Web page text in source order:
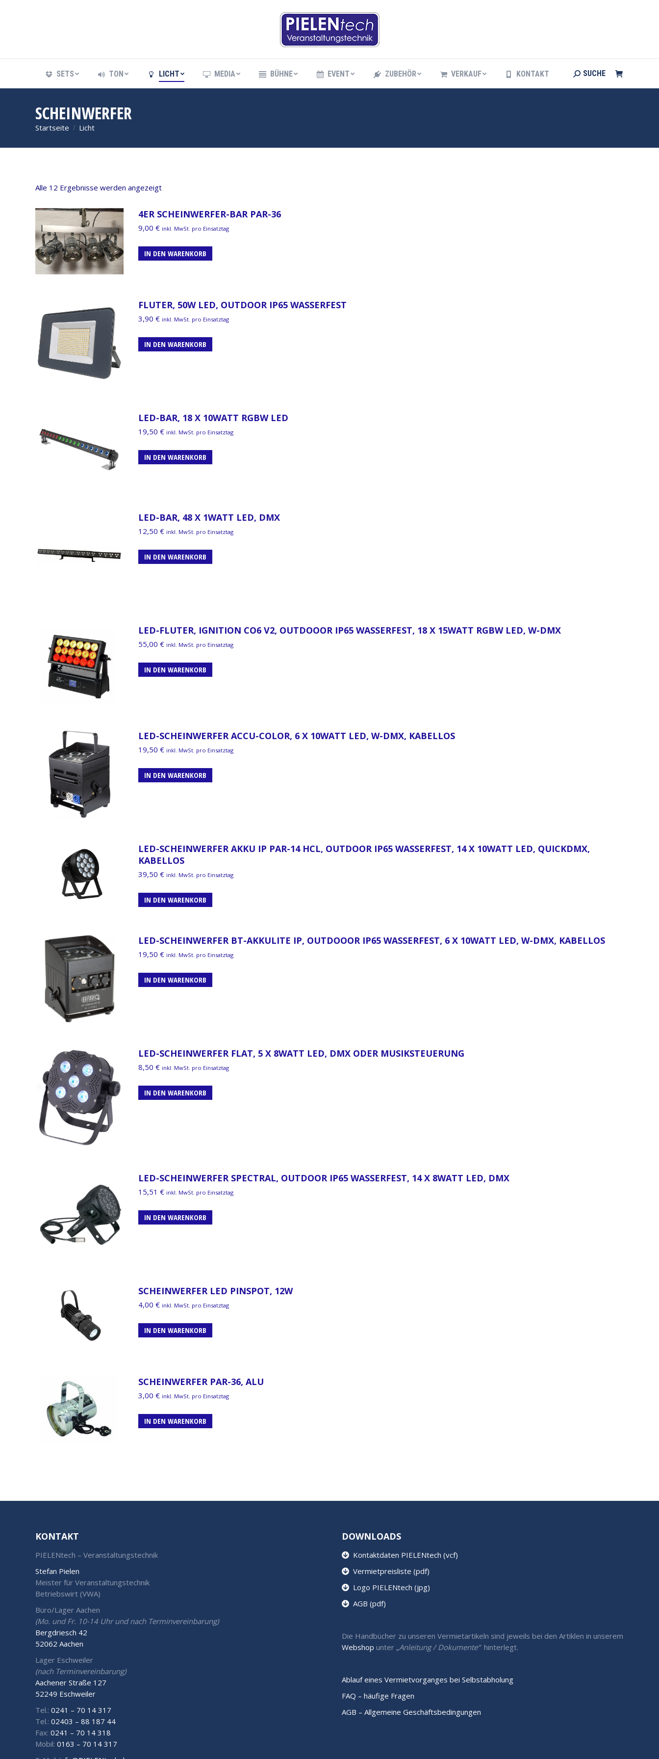
SETS TON LICHT MEDIA BÜHNE EVENT ZUBEHÖR VERKAUF KONTAKT Search:
SUCHE
SCHEINWERFER
Sie befinden sich hier:
Startseite Licht
Alle 12 Ergebnisse werden angezeigt
4ER SCHEINWERFER-BAR PAR-36
9,00 € inkl. MwSt. pro Einsatztag
IN DEN WARENKORB
FLUTER, 50W LED, OUTDOOR IP65 WASSERFEST
3,90 € inkl. MwSt. pro Einsatztag
IN DEN WARENKORB
LED-BAR, 18 X 10WATT RGBW LED
19,50 € inkl. MwSt. pro Einsatztag
IN DEN WARENKORB
LED-BAR, 48 X 1WATT LED, DMX
12,50 € inkl. MwSt. pro Einsatztag
IN DEN WARENKORB
LED-FLUTER, IGNITION CO6 V2, OUTDOOOR IP65 WASSERFEST, 18 X 15WATT RGBW LED, W-DMX
55,00 € inkl. MwSt. pro Einsatztag
IN DEN WARENKORB
LED-SCHEINWERFER ACCU-COLOR, 6 X 10WATT LED, W-DMX, KABELLOS
19,50 € inkl. MwSt. pro Einsatztag
IN DEN WARENKORB
LED-SCHEINWERFER AKKU IP PAR-14 HCL, OUTDOOR IP65 WASSERFEST, 14 X 10WATT LED, QUICKDMX,
KABELLOS
39,50 € inkl. MwSt. pro Einsatztag
IN DEN WARENKORB
LED-SCHEINWERFER BT-AKKULITE IP, OUTDOOOR IP65 WASSERFEST, 6 X 10WATT LED, W-DMX, KABELLOS
19,50 € inkl. MwSt. pro Einsatztag
IN DEN WARENKORB
LED-SCHEINWERFER FLAT, 5 X 8WATT LED, DMX ODER MUSIKSTEUERUNG
8,50 € inkl. MwSt. pro Einsatztag
IN DEN WARENKORB
LED-SCHEINWERFER SPECTRAL, OUTDOOR IP65 WASSERFEST, 14 X 8WATT LED, DMX
15,51 € inkl. MwSt. pro Einsatztag
IN DEN WARENKORB
SCHEINWERFER LED PINSPOT, 12W
4,00 € inkl. MwSt. pro Einsatztag
IN DEN WARENKORB
SCHEINWERFER PAR-36, ALU
3,00 € inkl. MwSt. pro Einsatztag
IN DEN WARENKORB
KONTAKT
PIELENtech – Veranstaltungstechnik
Stefan Pielen
Meister für Veranstaltungstechnik
Betriebswirt (VWA)
Büro/Lager Aachen
(Mo. und Fr. 10-14 Uhr und nach Terminvereinbarung)
Bergdriesch 42
52062 Aachen
Lager Eschweiler
(nach Terminvereinbarung)
Aachener Straße 127
52249 Eschweiler
Tel.: 0241 – 70 14 317
Tel.: 02403 – 88 187 44
Fax: 0241 – 70 14 318
Mobil: 0163 – 70 14 317
DOWNLOADS
Kontaktdaten PIELENtech (vcf)
Vermietpreisliste (pdf)
Logo PIELENtech (jpg)
AGB (pdf)
Die Handbücher zu unseren Vermietartikeln sind jeweils bei den Artiklen in unserem
Webshop unter „Anleitung / Dokumente“ hinterlegt.
Ablauf eines Vermietvorganges bei Selbstabholung
FAQ – häufige Fragen
AGB – Allgemeine Geschäftsbedingungen
BÜHNE EVENT